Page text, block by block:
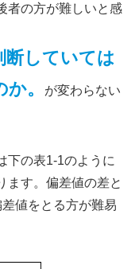
者の方が難しいと感
断していては
。
が変わらない
下の表1-1のように
ます。偏差値の差と
値をとる方が難易